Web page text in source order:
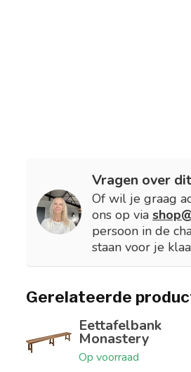
Vragen over
Of wil je graag
ons op via
persoon in de
staan voor je
Gerelateerde
Eettafelbank
Monastery
Op voorraad